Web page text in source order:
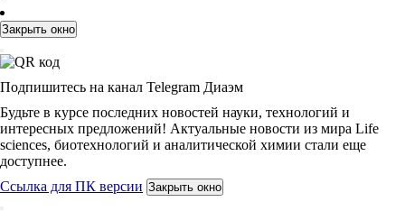
Закрыть окно
Подпишитесь на канал Telegram Диаэм
Будьте в курсе последних новостей науки, технологий и
интересных предложений! Актуальные новости из мира Life
sciences, биотехнологий и аналитической химии стали еще
доступнее.
Ссылка для ПК версии Закрыть окно